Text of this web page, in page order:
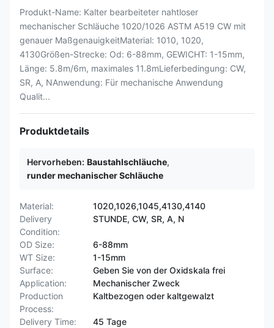
Produkt-Name: Kalter bearbeiteter nahtloser
mechanischer Schläuche 1020/1026 ASTM A519 CW mit
genauer MaßgenauigkeitMaterial: 1010, 1020,
4130Größen-Strecke: Od: 6-88mm, GEWICHT: 1-15mm,
Länge: 5.8m/6m, maximales 11.8mLieferbedingung: CW,
SR, A, NAnwendung: Für mechanische Anwendung
Qualit...
Produktdetails
Hervorheben: Baustahlschläuche,
runder mechanischer Schläuche
Material:
1020,1026,1045,4130,4140
Delivery
Condition:
STUNDE, CW, SR, A, N
OD Size:
6-88mm
WT Size:
1-15mm
Surface:
Geben Sie von der Oxidskala frei
Application:
Mechanischer Zweck
Production
Process:
Kaltbezogen oder kaltgewalzt
Delivery Time: 45 Tage